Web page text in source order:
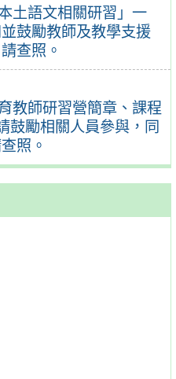
土語文相關研習」一
鼓勵教師及教學支援
查照。
教師研習營簡章、課程
鼓勵相關人員參與，同
照。